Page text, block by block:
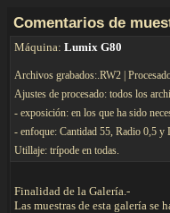
Comentarios de
Máquina: Lumix G80
Archivos grabados:.RW2 |
Ajustes de procesado: todos los
- exposición: en los que ha sido
- enfoque: Cantidad 55, Radio 0,5 y
Utillaje: trípode en todas.
Finalidad de la Galería.-
Las muestras de esta galería se